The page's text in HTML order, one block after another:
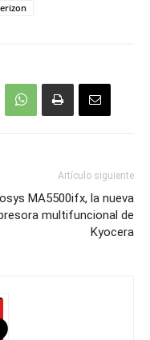
Artículo siguiente
MA5500ifx, la nueva
multifuncional de
Kyocera